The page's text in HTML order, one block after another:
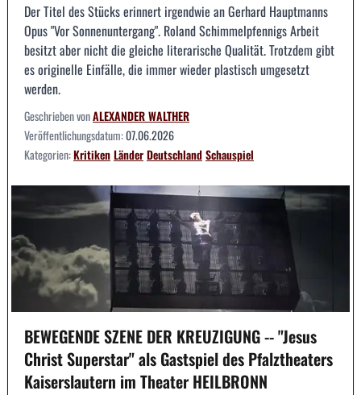
Der Titel des Stücks erinnert irgendwie an Gerhard Hauptmanns
Opus "Vor Sonnenuntergang". Roland Schimmelpfennigs Arbeit
besitzt aber nicht die gleiche literarische Qualität. Trotzdem gibt
es originelle Einfälle, die immer wieder plastisch umgesetzt
werden.
Geschrieben vonALEXANDER WALTHER
Veröffentlichungsdatum:07.06.2026
Kategorien:KritikenLänderDeutschlandSchauspiel
BEWEGENDE SZENE DER KREUZIGUNG -- "Jesus
Christ Superstar" als Gastspiel des Pfalztheaters
Kaiserslautern im Theater HEILBRONN